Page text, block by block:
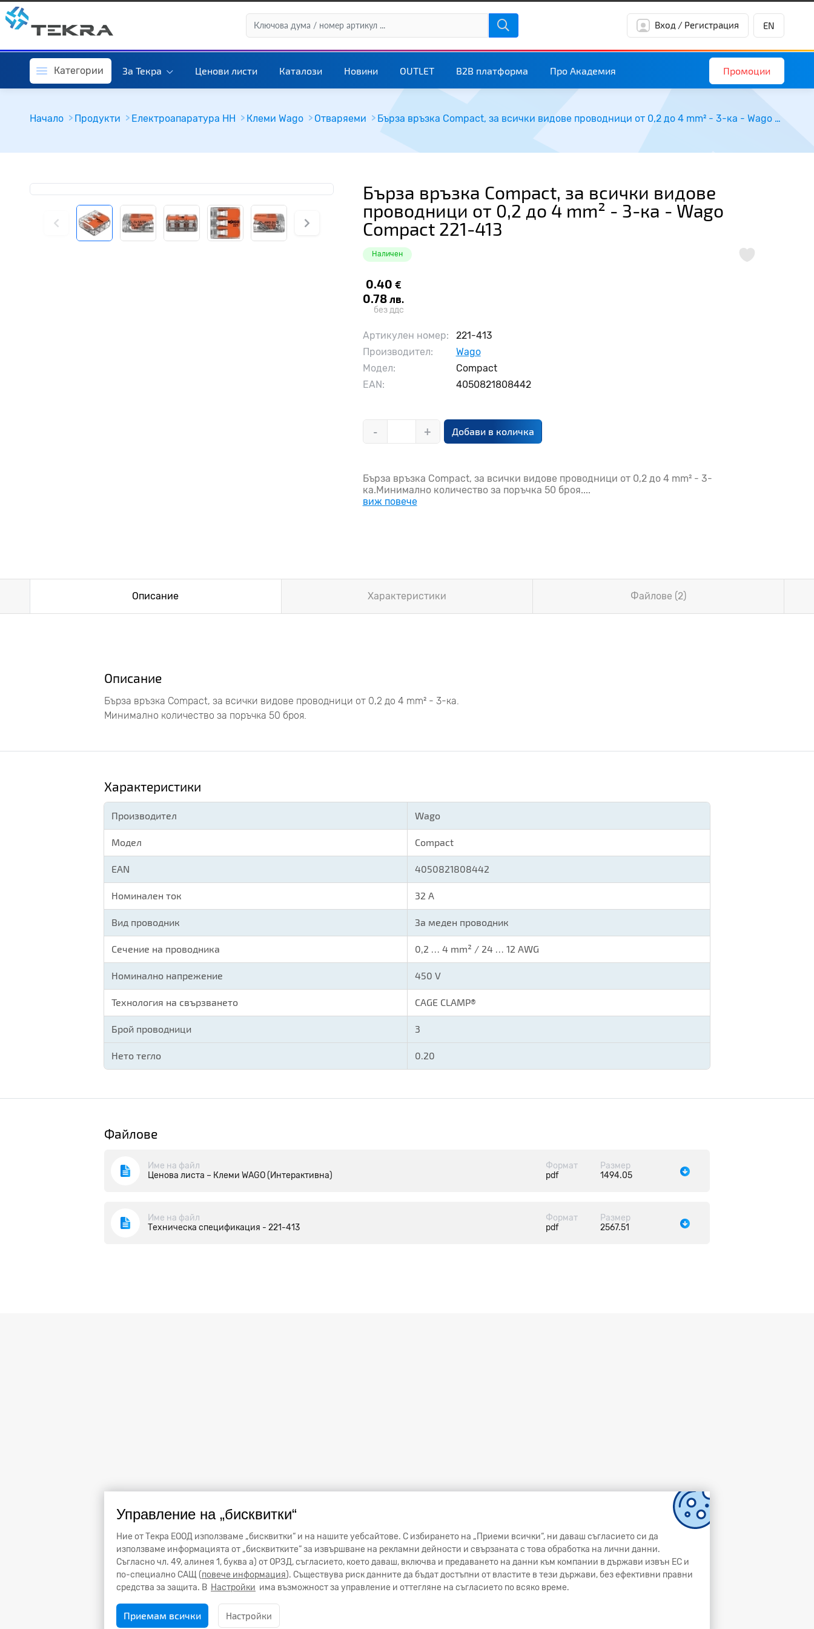
Вход / Регистрация
Управление на „бисквитки“
Ние от Текра ЕООД използваме „бисквитки“ и на нашите уебсайтове. С избирането на „Приеми всички“, ни даваш съгласието си да
използваме информацията от „бисквитките“ за извършване на рекламни дейности и свързаната с това обработка на лични данни.
Съгласно чл. 49, алинея 1, буква а) от ОРЗД, съгласието, което даваш, включва и предаването на данни към компании в държави извън ЕС и
по-специално САЩ (повече информация). Съществува риск данните да бъдат достъпни от властите в тези държави, без ефективни правни
средства за защита. В Настройки има възможност за управление и оттегляне на съгласието по всяко време.
Приемам всички Настройки
EN
Категории За Текра Ценови листи Каталози Новини OUTLET B2B платформа Про Академия Промоции
Начало Продукти Електроапаратура НН Клеми Wago Отваряеми Бърза връзка Compact, за всички видове проводници от 0,2 до 4 mm² - 3-ка - Wago Compact 221-413
Бърза връзка Compact, за всички видове
проводници от 0,2 до 4 mm² - 3-ка - Wago
Compact 221-413
Наличен
0.40 €
0.78 лв.
без ддс
Артикулен номер:
221-413
Производител:
Wago
Модел:
Compact
EAN:
4050821808442
- + Добави в количка
Бърза връзка Compact, за всички видове проводници от 0,2 до 4 mm² - 3-
ка.Минимално количество за поръчка 50 броя....
виж повече
Описание Характеристики Файлове (2)
Описание
Бърза връзка Compact, за всички видове проводници от 0,2 до 4 mm² - 3-ка.
Минимално количество за поръчка 50 броя.
Характеристики
Производител Wago
Модел Compact
EAN 4050821808442
Номинален ток 32 А
Вид проводник За меден проводник
Сечение на проводника 0,2 … 4 mm² / 24 … 12 AWG
Номинално напрежение 450 V
Технология на свързването CAGE CLAMP®
Брой проводници 3
Нето тегло 0.20
Файлове
Име на файл
Ценова листа – Клеми WAGO (Интерактивна)
Формат
pdf
Размер
1494.05
Име на файл
Техническа спецификация - 221-413
Формат
pdf
Размер
2567.51